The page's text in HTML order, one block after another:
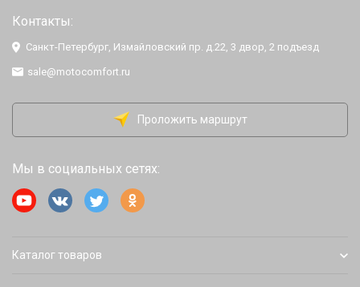
Контакты:
Санкт-Петербург, Измайловский пр. д.22, 3 двор, 2 подъезд
sale@motocomfort.ru
Проложить маршрут
Мы в социальных сетях:
Каталог товаров